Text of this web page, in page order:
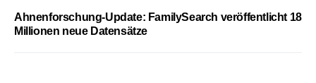
Ahnenforschung-Update: FamilySearch veröffentlicht 18
Millionen neue Datensätze